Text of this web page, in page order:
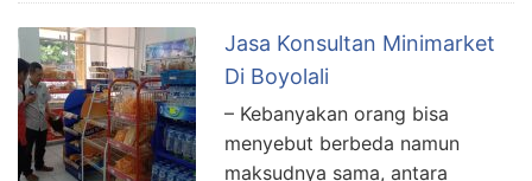
Jasa Konsultan Minimarket
Di Boyolali
– Kebanyakan orang bisa
menyebut berbeda namun
maksudnya sama, antara